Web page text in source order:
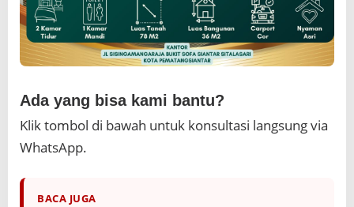
Ada yang bisa kami bantu?
Klik tombol di bawah untuk konsultasi langsung via
WhatsApp.
BACA JUGA